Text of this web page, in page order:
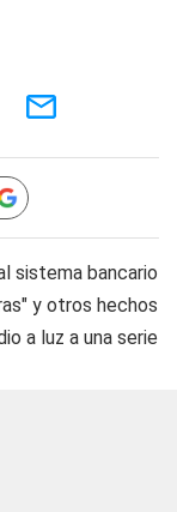
sistema bancario
y otros hechos
a luz a una serie